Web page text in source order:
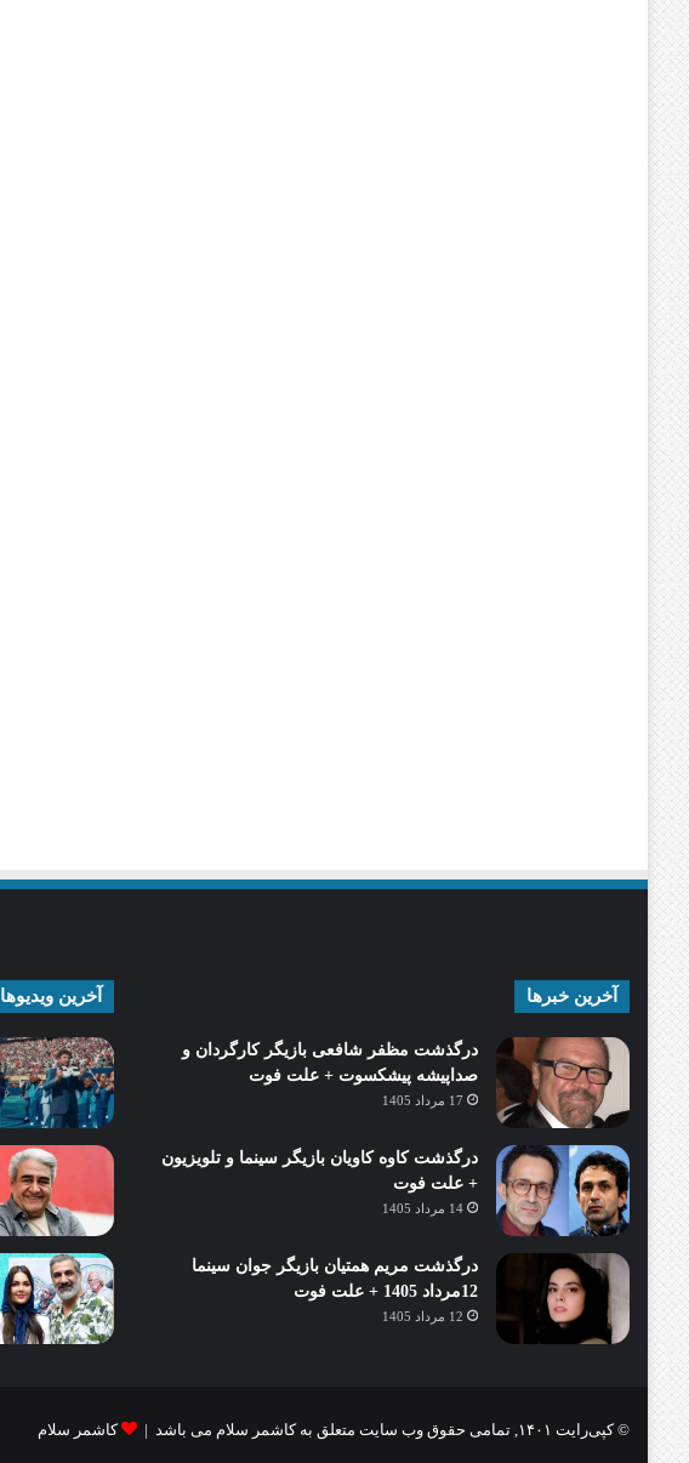
آخرین خبرها
درگذشت مظفر شافعی بازیگر کارگردان و
صداپیشه پیشکسوت + علت فوت
17 مرداد 1405
درگذشت کاوه کاویان بازیگر سینما و تلویزیون
+ علت فوت
14 مرداد 1405
درگذشت مریم همتیان بازیگر جوان سینما
12مرداد 1405 + علت فوت
12 مرداد 1405
آخرین ویدیوها
© کپی‌رایت ۱۴۰۱, تمامی حقوق وب سایت متعلق به کاشمر سلام می باشد | کاشمر سلام